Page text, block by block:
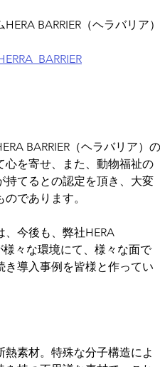
BARRIER（ヘラバリア）
BARRIER（ヘラバリア）の
心を寄せ、また、動物福祉の
持てるとの認定を頂き、大変
であります。
今後も、弊社HERA
様々な環境にて、様々な面で
導入事例を皆様と作ってい
素材。特殊な分子構造によ